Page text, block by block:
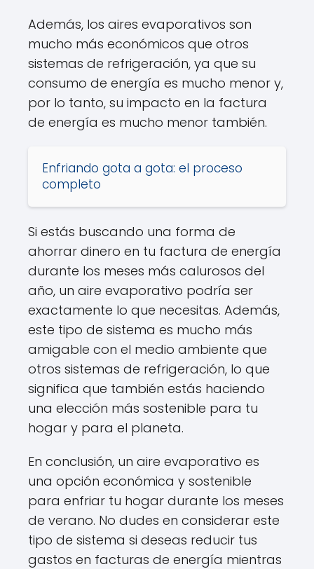
Además, los aires evaporativos son
mucho más económicos que otros
sistemas de refrigeración, ya que su
consumo de energía es mucho menor y,
por lo tanto, su impacto en la factura
de energía es mucho menor también.
Enfriando gota a gota: el proceso
completo
Si estás buscando una forma de
ahorrar dinero en tu factura de energía
durante los meses más calurosos del
año, un aire evaporativo podría ser
exactamente lo que necesitas. Además,
este tipo de sistema es mucho más
amigable con el medio ambiente que
otros sistemas de refrigeración, lo que
significa que también estás haciendo
una elección más sostenible para tu
hogar y para el planeta.
En conclusión, un aire evaporativo es
una opción económica y sostenible
para enfriar tu hogar durante los meses
de verano. No dudes en considerar este
tipo de sistema si deseas reducir tus
gastos en facturas de energía mientras